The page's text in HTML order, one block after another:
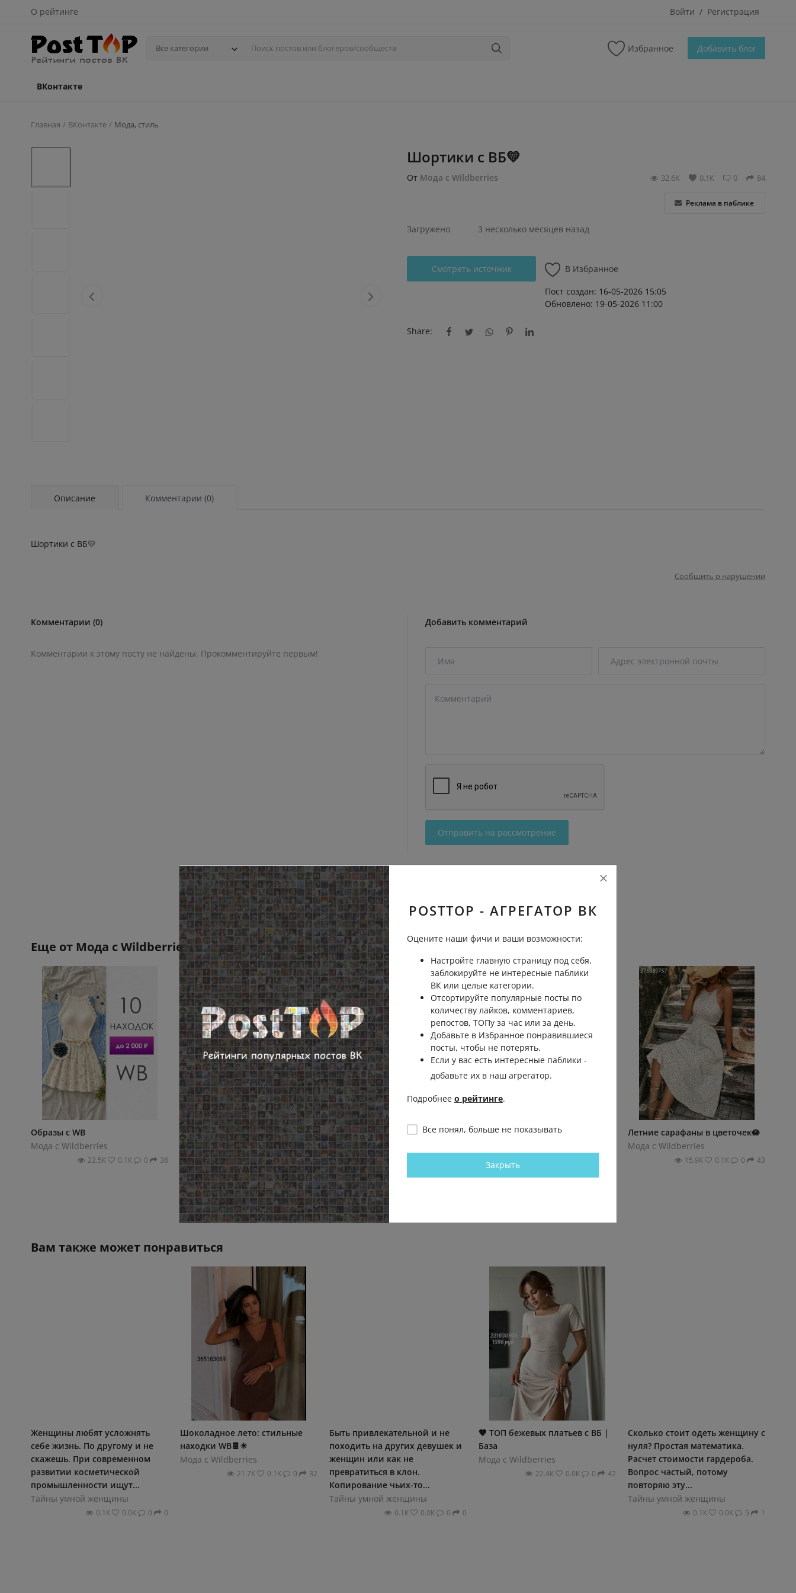
О рейтинге Войти / Регистрация
Все категории Избранное Добавить блог
ВКонтакте
Главная ВКонтакте Мода, стиль
Шортики с ВБ💛
От Мода с Wildberries 84
0
0.1К
32.6К
Реклама в паблике
Загружено 3 несколько месяцев назад
Смотреть источник
В Избранное
Пост создан: 16-05-2026 15:05
Обновлено: 19-05-2026 11:00
Share:
Описание Комментарии (0)
Шортики с ВБ💛
Сообщить о нарушении
Комментарии (0)
Комментарии к этому посту не найдены. Прокомментируйте первым!
Добавить комментарий
Отправить на рассмотрение
Еще от Мода с Wildberries
Образы с WB
Мода с Wildberries
22.5К 0.1К 0 38
Белый микс: эстетика в деталях
🤍
Мода с Wildberries
23.1К 0.2К 0 41
Шоколадный бум на ВБ🤎
Мода с Wildberries
16.0К
Энергия природы: хаки
Летние сарафаны в цветочек🪷
Мода с Wildberries
15.9К 0.1К 0 43
Посмотреть все
Вам также может понравиться
Женщины любят усложнять
себе жизнь. По другому и не
скажешь. При современном
развитии косметической
промышленности ищут...
Тайны умной женщины
0.1К 0.0К 0 0
Шоколадное лето: стильные
находки WB🍫☀
Мода с Wildberries
21.7К 0.1К 0 32
Быть привлекательной и не
походить на других девушек и
женщин или как не
превратиться в клон.
Копирование чьих-то...
Тайны умной женщины
0.1К 0.0К 0 0
🤎 ТОП бежевых платьев с ВБ |
База
Мода с Wildberries
22.4К 0.0К 0 42
Сколько стоит одеть женщину с
нуля? Простая математика.
Расчет стоимости гардероба.
Вопрос частый, потому
повторяю эту...
Тайны умной женщины
0.1К 0.0К 5 1
POSTTOP - АГРЕГАТОР ВК
Оцените наши фичи и ваши возможности:
Настройте главную страницу под себя,
заблокируйте не интересные паблики
ВК или целые категории.
Отсортируйте популярные посты по
количеству лайков, комментариев,
репостов, ТОПу за час или за день.
Добавьте в Избранное понравившиеся
посты, чтобы не потерять.
Если у вас есть интересные паблики -
добавьте их в наш агрегатор.
Подробнее о рейтинге.
Все понял, больше не показывать
Закрыть